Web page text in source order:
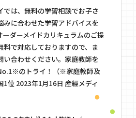
では、無料の学習相談でお子さ
みに合わせた学習アドバイスを
ーダーメイドカリキュラムのご提
料で対応しておりますので、ま
い合わせください。家庭教師を
のトライ！（※家庭教師及
1位 2023年1月16日 産經メディ